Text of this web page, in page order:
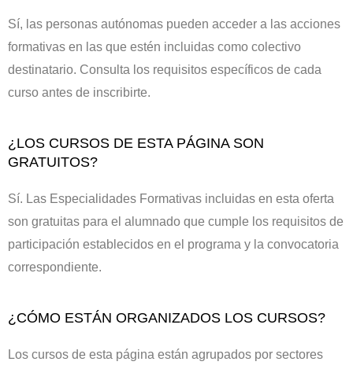
Sí, las personas autónomas pueden acceder a las acciones
formativas en las que estén incluidas como colectivo
destinatario. Consulta los requisitos específicos de cada
curso antes de inscribirte.
¿LOS CURSOS DE ESTA PÁGINA SON
GRATUITOS?
Sí. Las Especialidades Formativas incluidas en esta oferta
son gratuitas para el alumnado que cumple los requisitos de
participación establecidos en el programa y la convocatoria
correspondiente.
¿CÓMO ESTÁN ORGANIZADOS LOS CURSOS?
Los cursos de esta página están agrupados por sectores